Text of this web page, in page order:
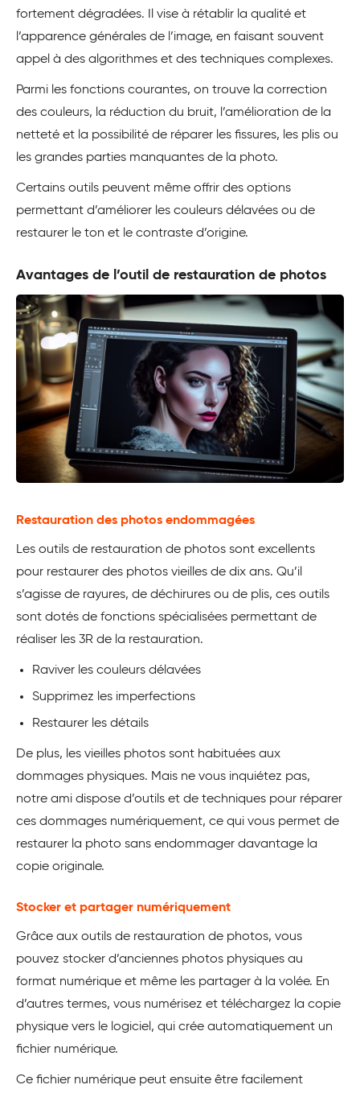
fortement dégradées. Il vise à rétablir la qualité et
l’apparence générales de l’image, en faisant souvent
appel à des algorithmes et des techniques complexes.
Parmi les fonctions courantes, on trouve la correction
des couleurs, la réduction du bruit, l’amélioration de la
netteté et la possibilité de réparer les fissures, les plis ou
les grandes parties manquantes de la photo.
Certains outils peuvent même offrir des options
permettant d’améliorer les couleurs délavées ou de
restaurer le ton et le contraste d’origine.
Avantages de l’outil de restauration de photos
Restauration des photos endommagées
Les outils de restauration de photos sont excellents
pour restaurer des photos vieilles de dix ans. Qu’il
s’agisse de rayures, de déchirures ou de plis, ces outils
sont dotés de fonctions spécialisées permettant de
réaliser les 3R de la restauration.
Raviver les couleurs délavées
Supprimez les imperfections
Restaurer les détails
De plus, les vieilles photos sont habituées aux
dommages physiques. Mais ne vous inquiétez pas,
notre ami dispose d’outils et de techniques pour réparer
ces dommages numériquement, ce qui vous permet de
restaurer la photo sans endommager davantage la
copie originale.
Stocker et partager numériquement
Grâce aux outils de restauration de photos, vous
pouvez stocker d’anciennes photos physiques au
format numérique et même les partager à la volée. En
d’autres termes, vous numérisez et téléchargez la copie
physique vers le logiciel, qui crée automatiquement un
fichier numérique.
Ce fichier numérique peut ensuite être facilement